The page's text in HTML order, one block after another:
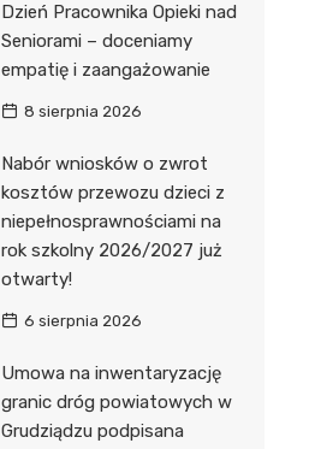
Dzień Pracownika Opieki nad
Seniorami – doceniamy
empatię i zaangażowanie
8 sierpnia 2026
Nabór wniosków o zwrot
kosztów przewozu dzieci z
niepełnosprawnościami na
rok szkolny 2026/2027 już
otwarty!
6 sierpnia 2026
Umowa na inwentaryzację
granic dróg powiatowych w
Grudziądzu podpisana